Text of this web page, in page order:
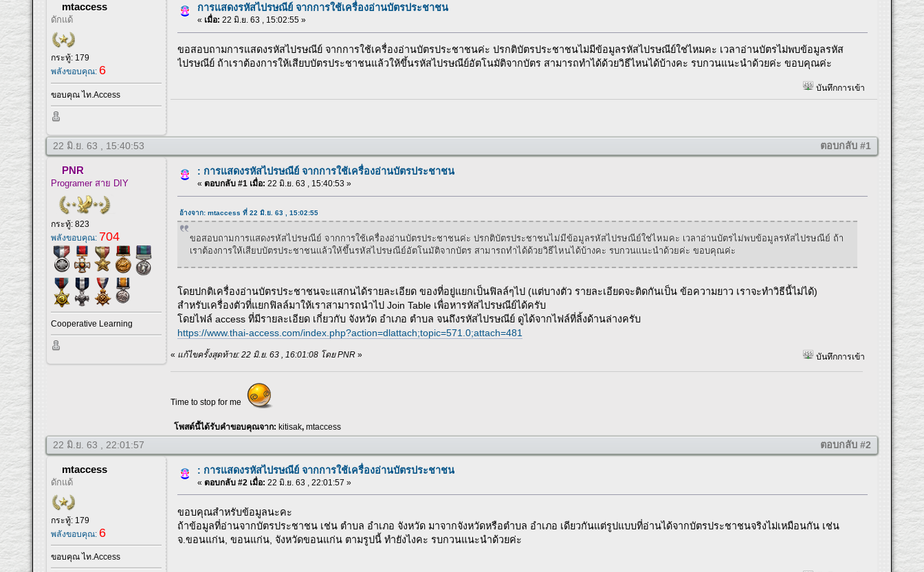
mtaccess
ดักแด้
กระทู้: 179
พลังขอบคุณ: 6
ขอบคุณ ไท.Access
การแสดงรหัสไปรษณีย์ จากการใช้เครื่องอ่านบัตรประชาชน
« เมื่อ: 22 มิ.ย. 63 , 15:02:55 »
ขอสอบถามการแสดงรหัสไปรษณีย์ จากการใช้เครื่องอ่านบัตรประชาชนค่ะ ปรกติบัตรประชาชนไม่มีข้อมูลรหัสไปรษณีย์ใช่ไหมคะ เวลาอ่านบัตรไม่พบข้อมูลรหัส
ไปรษณีย์ ถ้าเราต้องการให้เสียบบัตรประชาชนแล้วให้ขึ้นรหัสไปรษณีย์อัตโนมัติจากบัตร สามารถทำได้ด้วยวิธีไหนได้บ้างคะ รบกวนแนะนำด้วยค่ะ ขอบคุณค่ะ
บันทึกการเข้า
22 มิ.ย. 63 , 15:40:53 ตอบกลับ #1
PNR
Programer สาย DIY
กระทู้: 823
พลังขอบคุณ: 704
Cooperative Learning
: การแสดงรหัสไปรษณีย์ จากการใช้เครื่องอ่านบัตรประชาชน
« ตอบกลับ #1 เมื่อ: 22 มิ.ย. 63 , 15:40:53 »
อ้างจาก: mtaccess ที่ 22 มิ.ย. 63 , 15:02:55
ขอสอบถามการแสดงรหัสไปรษณีย์ จากการใช้เครื่องอ่านบัตรประชาชนค่ะ ปรกติบัตรประชาชนไม่มีข้อมูลรหัสไปรษณีย์ใช่ไหมคะ เวลาอ่านบัตรไม่พบข้อมูลรหัสไปรษณีย์ ถ้า
เราต้องการให้เสียบบัตรประชาชนแล้วให้ขึ้นรหัสไปรษณีย์อัตโนมัติจากบัตร สามารถทำได้ด้วยวิธีไหนได้บ้างคะ รบกวนแนะนำด้วยค่ะ ขอบคุณค่ะ
โดยปกติเครื่องอ่านบัตรประชาชนจะแสกนได้รายละเอียด ของที่อยู่แยกเป็นฟิลล์ๆไป (แต่บางตัว รายละเอียดจะติดกันเป็น ข้อความยาว เราจะทำวิธีนี้ไม่ได้)
สำหรับเครื่องตัวที่แยกฟิลล์มาให้เราสามารถนำไป Join Table เพื่อหารหัสไปรษณีย์ได้ครับ
โดยไฟล์ access ที่มีรายละเอียด เกี่ยวกับ จังหวัด อำเภอ ตำบล จนถึงรหัสไปรษณีย์ ดูได้จากไฟล์ที่ลิ้งด้านล่างครับ
https://www.thai-access.com/index.php?action=dlattach;topic=571.0;attach=481
« แก้ไขครั้งสุดท้าย: 22 มิ.ย. 63 , 16:01:08 โดย PNR » บันทึกการเข้า
Time to stop for me
โพสต์นี้ได้รับคำขอบคุณจาก:kitisak,mtaccess
22 มิ.ย. 63 , 22:01:57 ตอบกลับ #2
mtaccess
ดักแด้
กระทู้: 179
พลังขอบคุณ: 6
ขอบคุณ ไท.Access
: การแสดงรหัสไปรษณีย์ จากการใช้เครื่องอ่านบัตรประชาชน
« ตอบกลับ #2 เมื่อ: 22 มิ.ย. 63 , 22:01:57 »
ขอบคุณสำหรับข้อมูลนะคะ
ถ้าข้อมูลที่อ่านจากบัตรประชาชน เช่น ตำบล อำเภอ จังหวัด มาจากจังหวัดหรือตำบล อำเภอ เดียวกันแต่รูปแบบที่อ่านได้จากบัตรประชาชนจริงไม่เหมือนกัน เช่น
จ.ขอนแก่น, ขอนแก่น, จังหวัดขอนแก่น ตามรูปนี้ ทำยังไงคะ รบกวนแนะนำด้วยค่ะ